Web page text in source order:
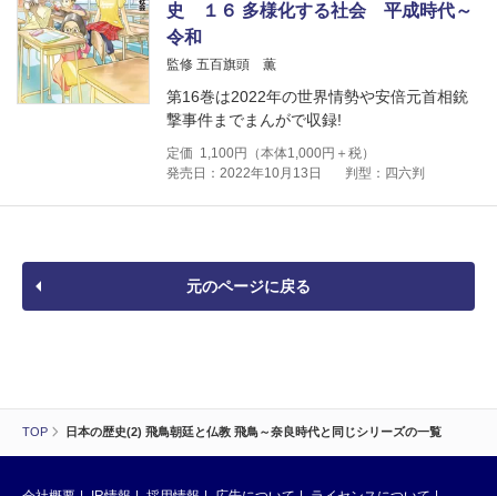
TOP 日本の歴史(2) 飛鳥朝廷と仏教 飛鳥～奈良時代と同じシリーズの一覧
史 １６ 多様化する社会 平成時代～
令和
監修 五百旗頭 薫
第16巻は2022年の世界情勢や安倍元首相銃
撃事件までまんがで収録!
定価 1,100円（本体1,000円＋税）
発売日：2022年10月13日
判型：四六判
元のページに戻る